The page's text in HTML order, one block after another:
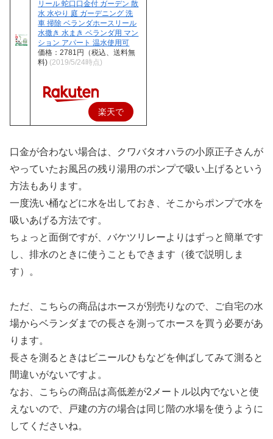
入
リール 蛇口口金付 ガーデン 散
水 水やり 庭 ガーデニング 洗
車 掃除 ベランダホースリール
水撒き 水まき ベランダ用 マン
ション アパート 温水使用可
価格：2781円（税込、送料無
料) (2019/5/24時点)
楽天で
口金が合わない場合は、クワバタオハラの小原正子さんが
やっていたお風呂の残り湯用のポンプで吸い上げるという
方法もあります。
一度洗い桶などに水を出しておき、そこからポンプで水を
吸いあげる方法です。
ちょっと面倒ですが、バケツリレーよりはずっと簡単です
し、排水のときに使うこともできます（後で説明しま
す）。
ただ、こちらの商品はホースが別売りなので、ご自宅の水
場からベランダまでの長さを測ってホースを買う必要があ
ります。
長さを測るときはビニールひもなどを伸ばしてみて測ると
間違いがないですよ。
なお、こちらの商品は高低差が2メートル以内でないと使
えないので、戸建の方の場合は同じ階の水場を使うように
してくださいね。